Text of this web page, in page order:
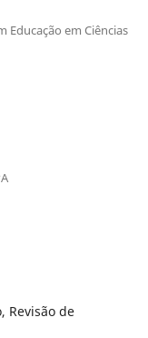
Educação em Ciências
Revisão de